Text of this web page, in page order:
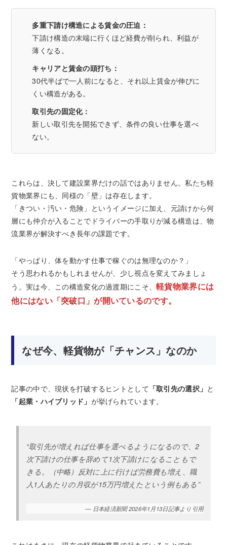
多重下請け構造による賃金の圧迫：
下請け構造の末端に行くほど経費が削られ、利益が
薄くなる。
キャリアと賃金の頭打ち：
30代半ばで一人前になると、それ以上賃金が伸びに
くい構造がある。
取引先の固定化：
新しい取引先を開拓できず、条件の良い仕事を選べ
ない。
これらは、決して建設業界だけの話ではありません。私たち軽
貨物業界にも、同様の「壁」は存在します。
「きつい・汚い・危険」というイメージに加え、元請けから何
層にも仲介が入ることでドライバーの手取りが減る構造は、物
流業界が解決すべき長年の課題です。
「やっぱり、体を動かす仕事で稼ぐのは無理なのか？」
そう思われるかもしれませんが、少し視点を変えてみましょ
う。実は今、この構造変化の過渡期にこそ、軽貨物業界には
他にはない「突破口」が開いているのです。
なぜ今、軽貨物が「チャンス」なのか
記事の中で、現状を打破するヒントとして 「取引先の選択」 と
「起業・ハイブリッド」 が挙げられています。
“取引先が増えれば仕事を選べるようになるので、2
次下請けの仕事を辞めて1次下請けになることもで
きる。（中略）反対に上に行けば労務費も増え、職
人1人あたりの月収が15万円増えたという例もある”
— 日本経済新聞 2026年1月13日記事より引用